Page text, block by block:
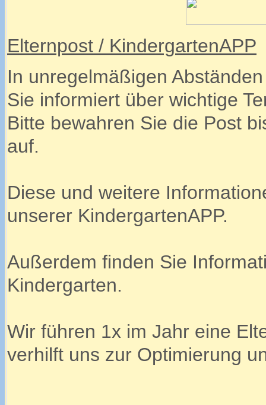
Elternpost / KindergartenAPP
In unregelmäßigen
Sie informiert über wichtige
Bitte bewahren Sie die Post
auf.
Diese und weitere
unserer KindergartenAPP.
Außerdem finden Sie
Kindergarten.
Wir führen 1x im Jahr eine
verhilft uns zur Optimierung